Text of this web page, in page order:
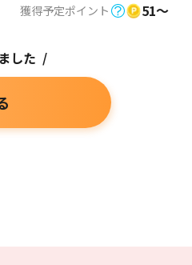
獲得予定ポイント
51〜
した /